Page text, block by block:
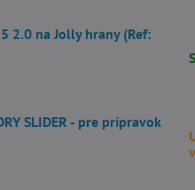
2.0 na Jolly hrany (Ref:
SLIDER - pre prípravok